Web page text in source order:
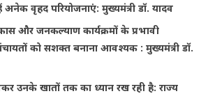
अनेक वृहद परियोजनाएं: मुख्यमंत्री डॉ. यादव
और जनकल्याण कार्यक्रमों के प्रभावी
को सशक्त बनाना आवश्यक : मुख्यमंत्री डॉ.
उनके खातों तक का ध्यान रख रही है: राज्य